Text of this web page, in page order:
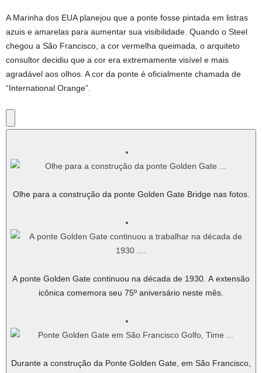
A Marinha dos EUA planejou que a ponte fosse pintada em listras
azuis e amarelas para aumentar sua visibilidade. Quando o Steel
chegou a São Francisco, a cor vermelha queimada, o arquiteto
consultor decidiu que a cor era extremamente visível e mais
agradável aos olhos. A cor da ponte é oficialmente chamada de
“International Orange”.
Olhe para a construção da ponte Golden Gate Bridge nas fotos.
A ponte Golden Gate continuou na década de 1930. A extensão
icônica comemora seu 75º aniversário neste mês.
Durante a construção da Ponte Golden Gate, em São Francisco,